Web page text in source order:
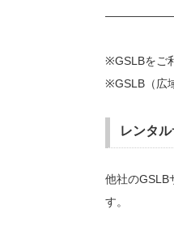
※GSLBをご
※GSLB（広
レンタ
他社のGSLB
す。